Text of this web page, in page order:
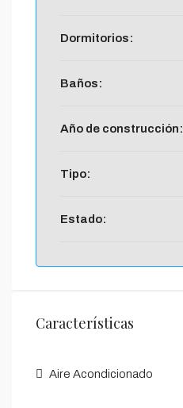
Dormitorios:
Baños:
Año de construcción:
Tipo:
Estado:
Características
Aire Acondicionado